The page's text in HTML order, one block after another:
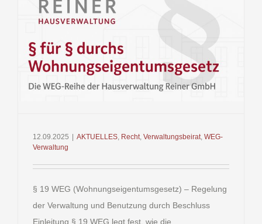
12.09.2025 AKTUELLES, Recht, Verwaltungsbeirat, WEG-
Verwaltung
§ 19 WEG (Wohnungseigentumsgesetz) – Regelung
der Verwaltung und Benutzung durch Beschluss
Einleitung § 19 WEG legt fest, wie die